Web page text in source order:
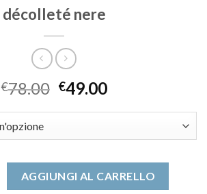
décolleté nere
€78.00 €49.00
quantità
AGGIUNGI AL CARRELLO